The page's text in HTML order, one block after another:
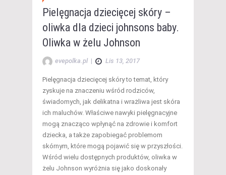
Pielęgnacja dziecięcej skóry –
oliwka dla dzieci johnsons baby.
Oliwka w żelu Johnson
evepolka.pl | Lis 13, 2017
Pielęgnacja dziecięcej skóry to temat, który
zyskuje na znaczeniu wśród rodziców,
świadomych, jak delikatna i wrażliwa jest skóra
ich maluchów. Właściwe nawyki pielęgnacyjne
mogą znacząco wpłynąć na zdrowie i komfort
dziecka, a także zapobiegać problemom
skórnym, które mogą pojawić się w przyszłości.
Wśród wielu dostępnych produktów, oliwka w
żelu Johnson wyróżnia się jako doskonały